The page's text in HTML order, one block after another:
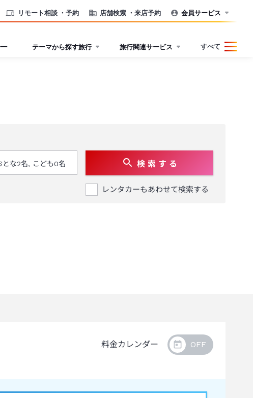
リモート相談 ・予約 店舗検索 ・来店予約 会員サービス
テーマから探す旅行 旅行関連サービス すべて
検 索 す る
レンタカーもあわせて検索する
料金カレンダー